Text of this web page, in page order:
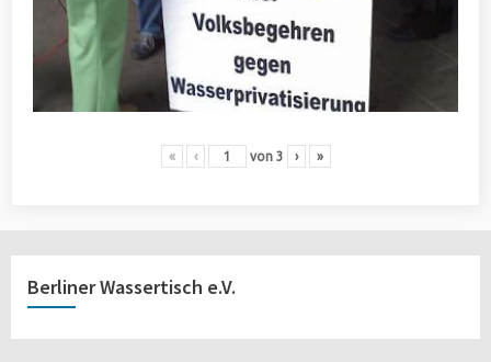
« ‹ von 3 › »
Berliner Wassertisch e.V.